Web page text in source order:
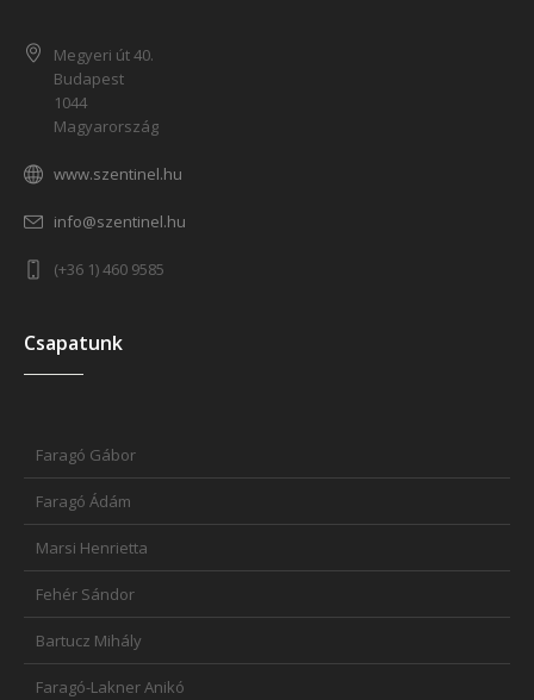
Megyeri út 40.
Budapest
1044
Magyarország
www.szentinel.hu
info@szentinel.hu
(+36 1) 460 9585
Csapatunk
Faragó Gábor
Faragó Ádám
Marsi Henrietta
Fehér Sándor
Bartucz Mihály
Faragó-Lakner Anikó